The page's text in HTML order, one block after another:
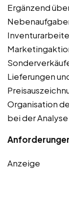
Ergänzend
Lieferungen
Organisation
bei der
Anzeige